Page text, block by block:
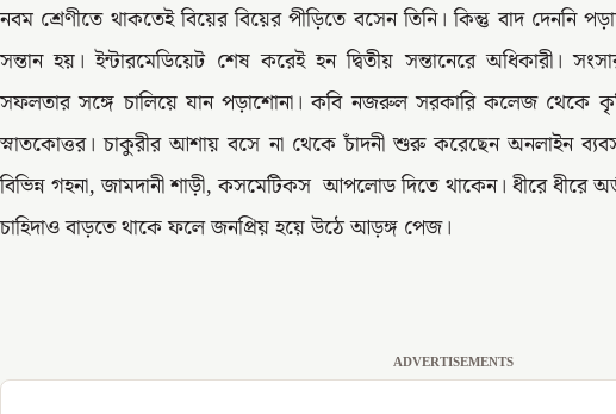
নবম শ্রেণীতে থাকতেই বিয়ের বিয়ের পীড়িতে বসেন তিনি। কিন্তু বাদ দেননি
সন্তান হয়। ইন্টারমেডিয়েট শেষ করেই হন দ্বিতীয় সন্তানেরে অধিকারী।
সফলতার সঙ্গে চালিয়ে যান পড়াশোনা। কবি নজরুল সরকারি কলেজ থেকে
স্নাতকোত্তর। চাকুরীর আশায় বসে না থেকে চাঁদনী শুরু করেছেন অনলাইন
বিভিন্ন গহনা, জামদানী শাড়ী, কসমেটিকস আপলোড দিতে থাকেন। ধীরে ধীরে
চাহিদাও বাড়তে থাকে ফলে জনপ্রিয় হয়ে উঠে আড়ঙ্গ পেজ।
ADVERTISEMENTS